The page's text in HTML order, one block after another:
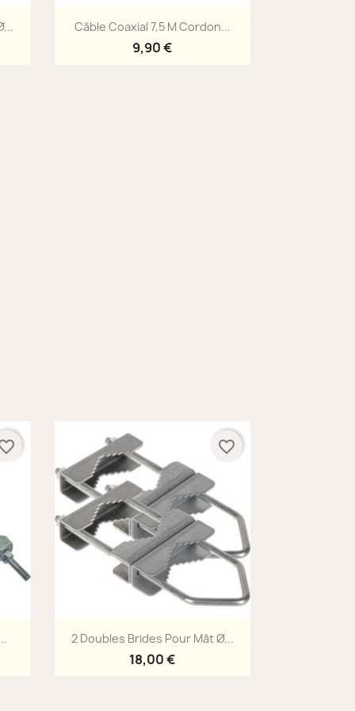
Aperçu rapide
Câble Coaxial 7,5 M Cordon...
9,90 €
Aperçu rapide
2 Doubles Brides Pour Mât Ø...
18,00 €
favorite_border